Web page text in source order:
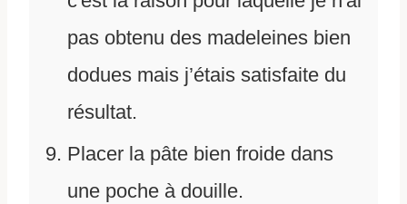
pas obtenu des madeleines bien
dodues mais j’étais satisfaite du
résultat.
Placer la pâte bien froide dans
une poche à douille.